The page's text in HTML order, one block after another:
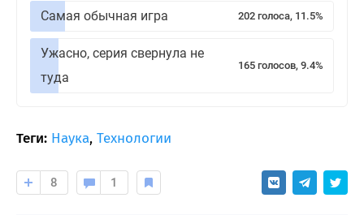
Самая обычная игра 202 голоса, 11.5%
Ужасно, серия свернула не
туда
165 голосов, 9.4%
Теги: Наука, Технологии
8 1